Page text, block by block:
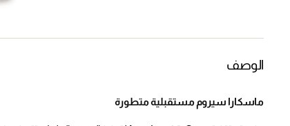
الوصف
ماسكارا سيروم مستقبلية متطورة